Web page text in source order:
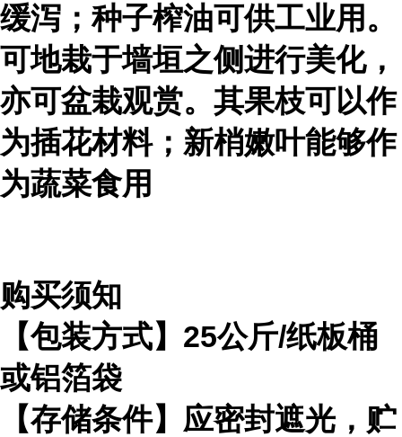
缓泻；种子榨油可供工业用。
可地栽于墙垣之侧进行美化，
亦可盆栽观赏。其果枝可以作
为插花材料；新梢嫩叶能够作
为蔬菜食用
购买须知
【包装方式】25公斤/纸板桶
或铝箔袋
【存储条件】应密封遮光，贮